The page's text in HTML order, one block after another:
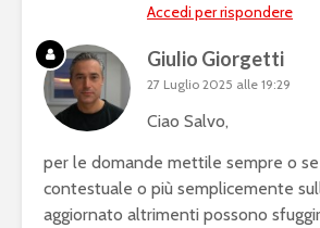
Accedi per rispondere
Giulio Giorgetti
27 Luglio 2025 alle 19:29
Ciao Salvo,
per le domande mettile sempre o
contestuale o più semplicemente
aggiornato altrimenti possono